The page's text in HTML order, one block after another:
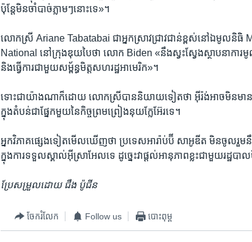
ប៉ុន្តែ​មិន​ចាំបាច់​ភ្លាមៗ​នោះទេ»។
លោក​ស្រី Ariane Tabatabai ​ជាអ្នក​ស្រាវជ្រាវ​ជាន់​ខ្ពស់​នៅ​ឯ​មូលនិធិ​
National ​នៅក្រុងឌុយបៃ​ថា​ លោក​ Biden​ «នឹង​ស្វះស្វែង​ស្ថាបនា​ការ​
និង​ធ្វើ​ការ​ជាមួយ​សម្ព័ន្ធមិត្ត​សហ​រដ្ឋ​អាមេរិក»។​
ទោះ​ជាយ៉ាង​ណាក៏ដោយ​ លោក​ស្រី​បាន​និយាយ​ទៀត​ថា ​អ៊ីរ៉ង់​អាច​មិន​មាន​ឆ
ក្នុង​តំបន់​ជាផ្នែក​មួយ​នៃ​កិច្ចព្រម​ព្រៀង​នុយក្លែអ៊ែរ​ទេ។
អ្នក​វិភាគ​ផ្សេង​ទៀត​មើលឃើញ​ថា ​ប្រទេស​អារ៉ាប់ប៊ី សាអូឌីត​ មិន​ចូលរួម
ក្នុង​ការ​ទទួល​ស្គាល់​អ៊ីស្រាអែល​ទេ ​ដូច្នេះ​វា​ផ្តល់​អានុភាព​ខ្លះ​ជាមួយ​រដ្ឋ
ប្រែសម្រួល​ដោយ ​ជឹង ប៉ូជីន
ចែករំលែក Follow us បោះពុម្ព